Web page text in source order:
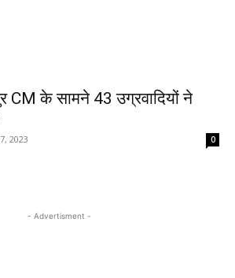
CM के सामने 43 उग्रवादियों ने
2023 0
- Advertisment -